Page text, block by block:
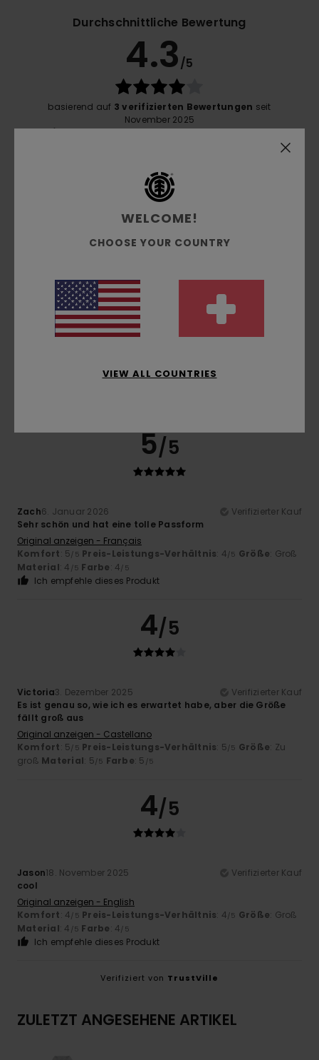
Durchschnittliche Bewertung
4.3/5
basierend auf 3 verifizierten Bewertungen seit
November 2025
Komfort
4.7
4.3
Größe
Zu klein Zu groß
4.3
5/5
Zach6. Januar 2026
Verifizierter Kauf
Sehr schön und hat eine tolle Passform
Original anzeigen - Français
Komfort: 5/5 Preis-Leistungs-Verhältnis: 4/5 Größe: Groß
Material: 4 /5 Farbe: 4/5
Ich empfehle dieses Produkt
4/5
Victoria3. Dezember 2025
Verifizierter Kauf
Es ist genau so, wie ich es erwartet habe, aber die Größe
fällt groß aus
Original anzeigen - Castellano
Komfort: 5/5 Preis-Leistungs-Verhältnis: 5/5 Größe: Zu
groß Material: 5/5 Farbe: 5 /5
4/5
Jason18. November 2025
Verifizierter Kauf
cool
Original anzeigen - English
Komfort: 4/5 Preis-Leistungs-Verhältnis: 4/5 Größe: Groß
Material: 4 /5 Farbe: 4/5
Ich empfehle dieses Produkt
Verifiziert von TrustVille
ZULETZT ANGESEHENE ARTIKEL
WELCOME!
CHOOSE YOUR COUNTRY
VIEW ALL COUNTRIES